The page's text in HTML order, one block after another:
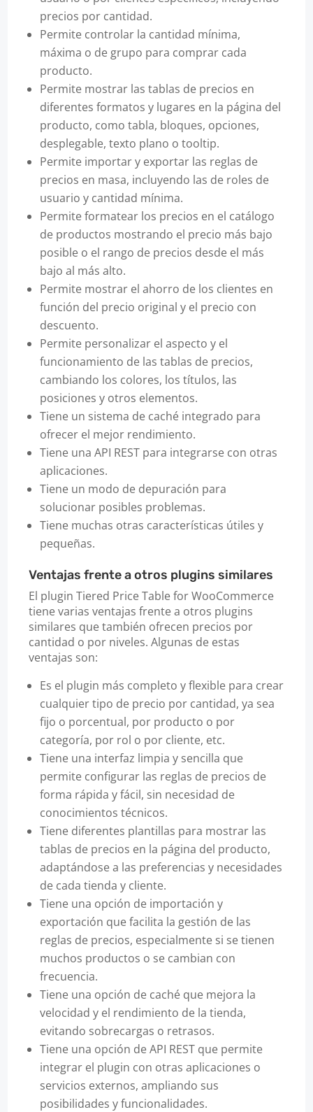
precios por cantidad.
Permite controlar la cantidad mínima,
máxima o de grupo para comprar cada
producto.
Permite mostrar las tablas de precios en
diferentes formatos y lugares en la página del
producto, como tabla, bloques, opciones,
desplegable, texto plano o tooltip.
Permite importar y exportar las reglas de
precios en masa, incluyendo las de roles de
usuario y cantidad mínima.
Permite formatear los precios en el catálogo
de productos mostrando el precio más bajo
posible o el rango de precios desde el más
bajo al más alto.
Permite mostrar el ahorro de los clientes en
función del precio original y el precio con
descuento.
Permite personalizar el aspecto y el
funcionamiento de las tablas de precios,
cambiando los colores, los títulos, las
posiciones y otros elementos.
Tiene un sistema de caché integrado para
ofrecer el mejor rendimiento.
Tiene una API REST para integrarse con otras
aplicaciones.
Tiene un modo de depuración para
solucionar posibles problemas.
Tiene muchas otras características útiles y
pequeñas.
Ventajas frente a otros plugins similares
El plugin Tiered Price Table for WooCommerce
tiene varias ventajas frente a otros plugins
similares que también ofrecen precios por
cantidad o por niveles. Algunas de estas
ventajas son:
Es el plugin más completo y flexible para crear
cualquier tipo de precio por cantidad, ya sea
fijo o porcentual, por producto o por
categoría, por rol o por cliente, etc.
Tiene una interfaz limpia y sencilla que
permite configurar las reglas de precios de
forma rápida y fácil, sin necesidad de
conocimientos técnicos.
Tiene diferentes plantillas para mostrar las
tablas de precios en la página del producto,
adaptándose a las preferencias y necesidades
de cada tienda y cliente.
Tiene una opción de importación y
exportación que facilita la gestión de las
reglas de precios, especialmente si se tienen
muchos productos o se cambian con
frecuencia.
Tiene una opción de caché que mejora la
velocidad y el rendimiento de la tienda,
evitando sobrecargas o retrasos.
Tiene una opción de API REST que permite
integrar el plugin con otras aplicaciones o
servicios externos, ampliando sus
posibilidades y funcionalidades.